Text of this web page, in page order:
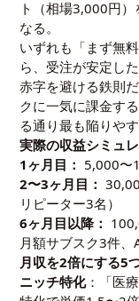
ト（相場3,000円
なる。
いずれも「まず無
ら、受注が安定し
赤字を避ける鉄則
クに一気に課金す
る通り最も陥りや
実際の収益シミュ
1ヶ月目： 5,000〜
2〜3ヶ月目：
リピーター3名）
6ヶ月目以降：
月額サブスク3件、
月収を2倍にする5
ニッチ特化：「医